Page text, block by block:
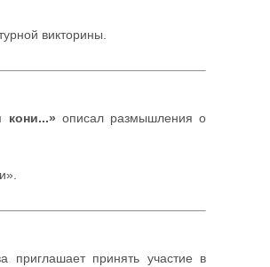
викторины.
кони...» описал размышления о
приглашает принять участие в